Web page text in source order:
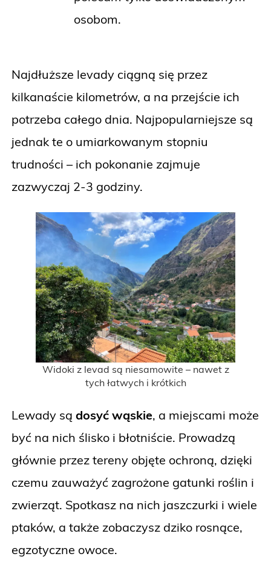
osobom.
Najdłuższe levady ciągną się przez
kilkanaście kilometrów, a na przejście ich
potrzeba całego dnia. Najpopularniejsze są
jednak te o umiarkowanym stopniu
trudności – ich pokonanie zajmuje
zazwyczaj 2-3 godziny.
Widoki z levad są niesamowite – nawet z
tych łatwych i krótkich
Lewady są dosyć wąskie, a miejscami może
być na nich ślisko i błotniście. Prowadzą
głównie przez tereny objęte ochroną, dzięki
czemu zauważyć zagrożone gatunki roślin i
zwierząt. Spotkasz na nich jaszczurki i wiele
ptaków, a także zobaczysz dziko rosnące,
egzotyczne owoce.